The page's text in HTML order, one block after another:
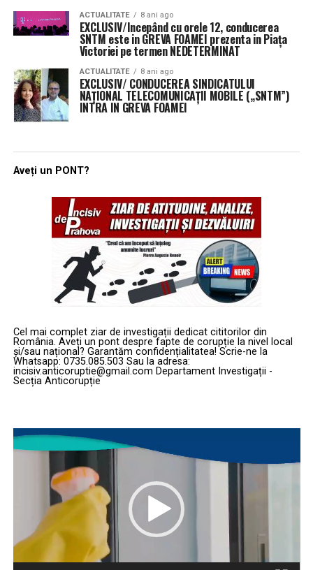
ACTUALITATE 8 ani ago
EXCLUSIV/Incepând cu orele 12, conducerea
SNTM este in GREVA FOAMEI prezenta in Piața
Victoriei pe termen NEDETERMINAT
ACTUALITATE 8 ani ago
EXCLUSIV/ CONDUCEREA SINDICATULUI
NAŢIONAL TELECOMUNICAŢII MOBILE („SNTM”)
INTRA IN GREVA FOAMEI
Aveți un PONT?
Cel mai complet ziar de investigații dedicat cititorilor din
România. Aveți un pont despre fapte de corupție la nivel local
și/sau național? Garantăm confidențialitatea! Scrie-ne la
Whatsapp: 0735.085.503 Sau la adresa:
incisiv.anticoruptie@gmail.com Departament Investigații -
Secția Anticorupție
Player
video